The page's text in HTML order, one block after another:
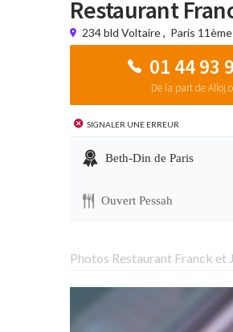
Restaurant
234 bld Voltaire, Paris 11ème
01 44 93
De la part de
Signaler une erreur
Beth-Din de Paris
Ouvert Pessah
Photos Restaurant Franck et